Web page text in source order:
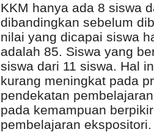
KKM hanya ada 8 siswa
dibandingkan sebelum
nilai yang dicapai siswa
adalah 85. Siswa yang
siswa dari 11 siswa. Hal
kurang meningkat pada
pendekatan
pada kemampuan
pembelajaran ekspositori.